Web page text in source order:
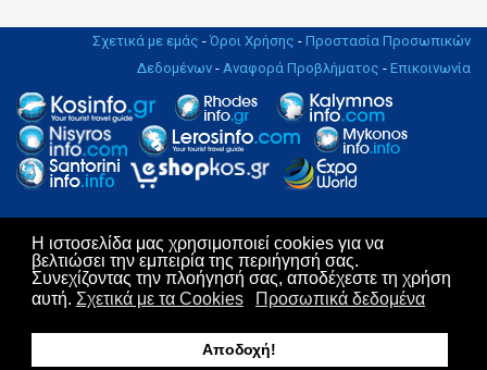
Η ιστοσελίδα μας χρησιμοποιεί cookies για να
βελτιώσει την εμπειρία της περιήγησή σας.
Συνεχίζοντας την πλοήγησή σας, αποδέχεστε τη χρήση
αυτή. Σχετικά με τα Cookies Προσωπικά δεδομένα
Αποδοχή!
Σχετικά με εμάς - Όροι Χρήσης - Προστασία Προσωπικών
Δεδομένων - Αναφορά Προβλήματος - Επικοινωνία
Copyright © 2004 - 2019. All rights Reserved. | Design & Hosting by
KosNet